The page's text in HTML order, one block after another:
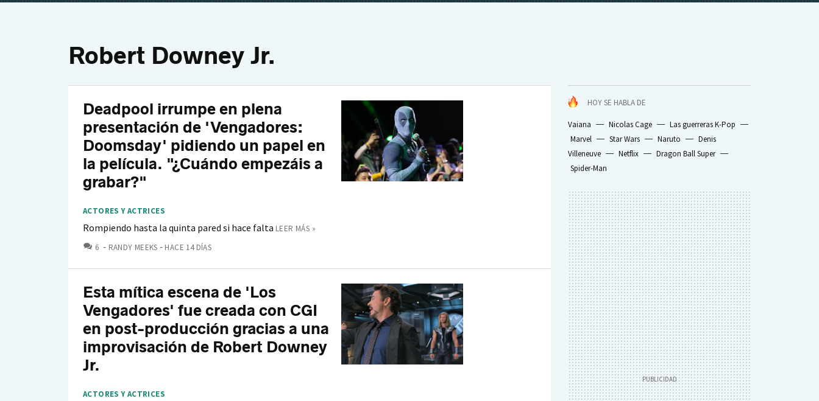
Robert Downey Jr.
HOY SE HABLA DE
Vaiana Nicolas Cage
Las guerreras K-Pop
Marvel
Star Wars Naruto
Denis
Villeneuve
Netflix
Dragon Ball Super
Spider-Man
Deadpool irrumpe en plena
presentación de 'Vengadores:
Doomsday' pidiendo un papel en
la película. "¿Cuándo empezáis a
grabar?"
ACTORES Y ACTRICES
Rompiendo hasta la quinta pared si hace falta LEER MÁS »
6 COMENTARIOS
RANDY MEEKS HACE 14 DÍAS
Esta mítica escena de 'Los
Vengadores' fue creada con CGI
en post-producción gracias a una
improvisación de Robert Downey
Jr.
ACTORES Y ACTRICES